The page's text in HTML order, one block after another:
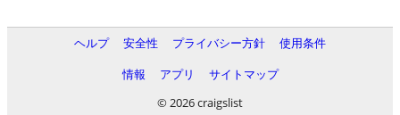
ヘルプ 安全性 プライバシー方針
使用条件
情報
アプリ
サイトマップ
© 2026 craigslist